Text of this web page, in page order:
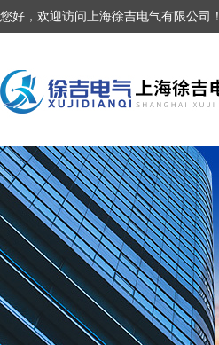
您好，欢迎访问上海徐吉电气有限公司！